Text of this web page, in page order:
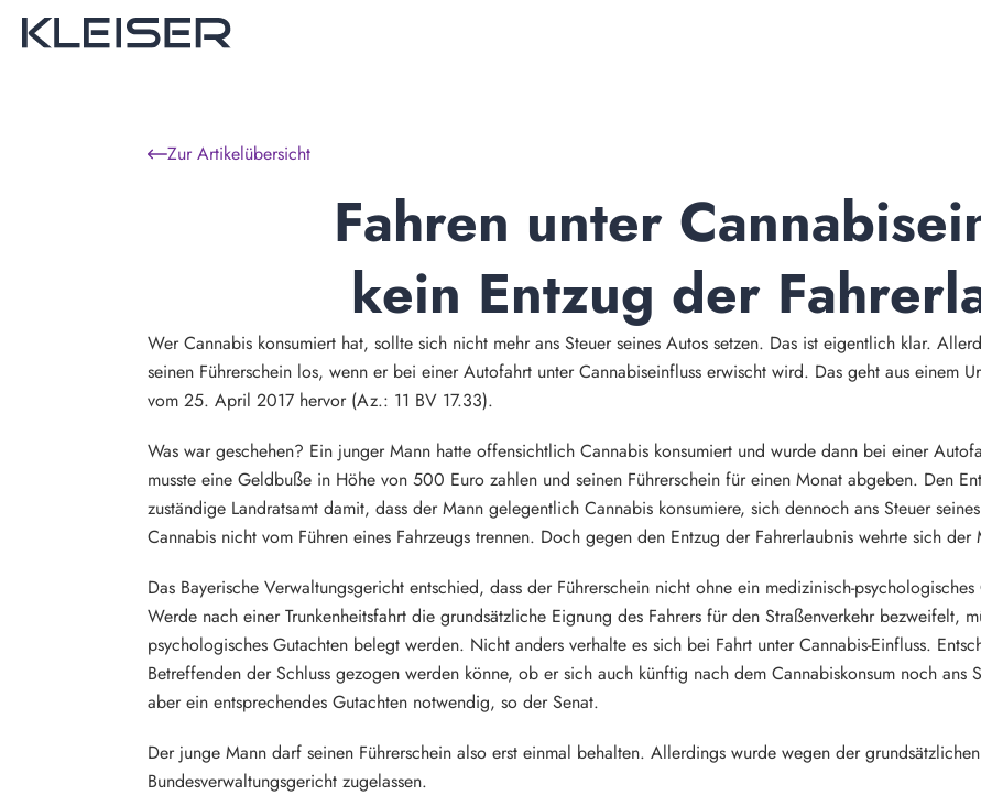
Zur Artikelübersicht
Fahren unter
kein Entzug der
Wer Cannabis konsumiert hat, sollte sich nicht mehr ans Steuer seines Autos setzen. Das ist eigentlich klar.
seinen Führerschein los, wenn er bei einer Autofahrt unter Cannabiseinfluss erwischt wird. Das geht aus einem
vom 25. April 2017 hervor (Az.: 11 BV 17.33).
Was war geschehen? Ein junger Mann hatte offensichtlich Cannabis konsumiert und wurde dann bei einer
musste eine Geldbuße in Höhe von 500 Euro zahlen und seinen Führerschein für einen Monat abgeben. Den
zuständige Landratsamt damit, dass der Mann gelegentlich Cannabis konsumiere, sich dennoch ans Steuer
Cannabis nicht vom Führen eines Fahrzeugs trennen. Doch gegen den Entzug der Fahrerlaubnis wehrte sich
Das Bayerische Verwaltungsgericht entschied, dass der Führerschein nicht ohne ein medizinisch-
Werde nach einer Trunkenheitsfahrt die grundsätzliche Eignung des Fahrers für den Straßenverkehr bezweifelt,
psychologisches Gutachten belegt werden. Nicht anders verhalte es sich bei Fahrt unter Cannabis-Einfluss.
Betreffenden der Schluss gezogen werden könne, ob er sich auch künftig nach dem Cannabiskonsum noch ans
aber ein entsprechendes Gutachten notwendig, so der Senat.
Der junge Mann darf seinen Führerschein also erst einmal behalten. Allerdings wurde wegen der
Bundesverwaltungsgericht zugelassen.